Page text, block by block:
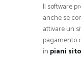
Il software
anche se
attivare un
pagamento
in piani sito